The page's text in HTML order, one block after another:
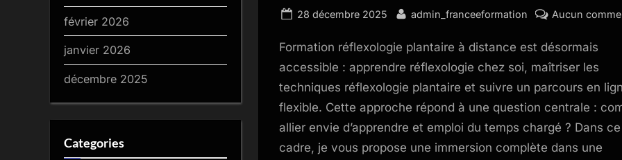
Posted
28 décembre 2025 By
admin_franceeformation Aucun
Formation réflexologie plantaire à distance est désormais
accessible : apprendre réflexologie chez soi, maîtriser les
techniques réflexologie plantaire et suivre un parcours en
flexible. Cette approche répond à une question centrale :
allier envie d’apprendre et emploi du temps chargé ? Dans ce
cadre, je vous propose une immersion complète dans une
février 2026
janvier 2026
décembre 2025
Categories